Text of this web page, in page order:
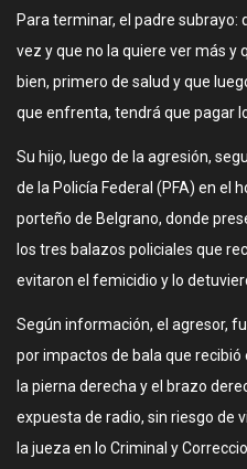
Para terminar, el padre subrayo:
vez y que no la quiere ver más y
bien, primero de salud y que
que enfrenta, tendrá que pagar
Su hijo, luego de la agresión,
de la Policía Federal (PFA) en el
porteño de Belgrano, donde
los tres balazos policiales que
evitaron el femicidio y lo
Según información, el agresor,
por impactos de bala que
la pierna derecha y el brazo
expuesta de radio, sin riesgo de
la jueza en lo Criminal y